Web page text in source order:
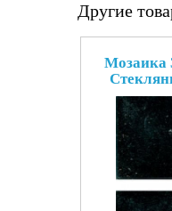
Другие
Мозаика